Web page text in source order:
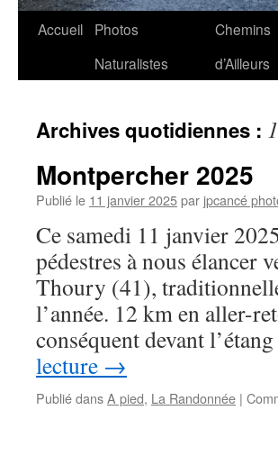
Accueil
Photos
Naturalistes
Chemins
d’Ailleurs
Archives quotidiennes :
Montpercher 2025
Publié le 11 janvier 2025par jpcancé
Ce samedi 11 janvier
pédestres à nous élancer
Thoury (41),
l’année. 12 km en aller-
conséquent devant
lecture →
Publié dansA pied, La Randonnée |